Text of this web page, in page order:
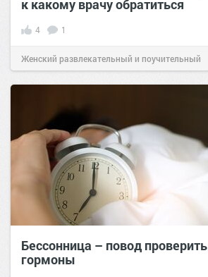
к какому врачу обратиться
4 1
Женский развлекательный и поучительный
сайт.23:4210 ноя 2024
Бессонница – повод проверить
гормоны